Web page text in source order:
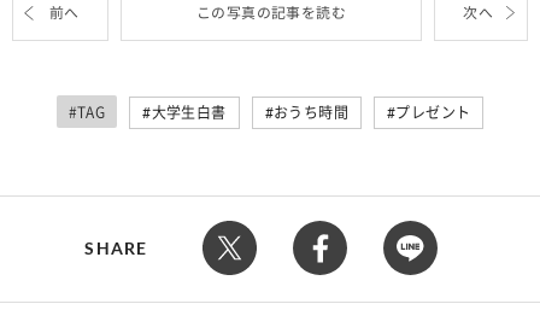
前へ この写真の記事を読む 次へ
#TAG 大学生白書 おうち時間 プレゼント
SHARE